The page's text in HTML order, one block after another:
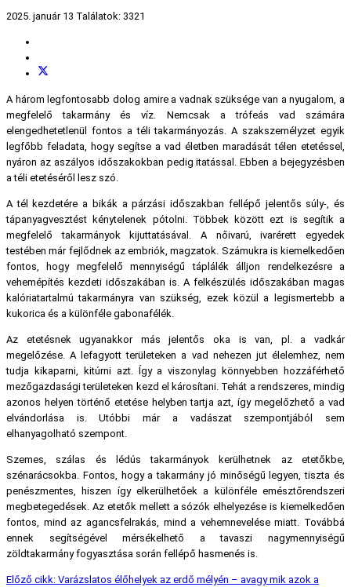
2025. január 13 Találatok: 3321
A három legfontosabb dolog amire a vadnak szüksége van a nyugalom, a
megfelelő takarmány és víz. Nemcsak a trófeás vad számára
elengedhetetlenül fontos a téli takarmányozás. A szakszemélyzet egyik
legfőbb feladata, hogy segítse a vad életben maradását télen etetéssel,
nyáron az aszályos időszakokban pedig itatással. Ebben a bejegyzésben
a téli etetéséről lesz szó.
A tél kezdetére a bikák a párzási időszakban fellépő jelentős súly-, és
tápanyagvesztést kénytelenek pótolni. Többek között ezt is segítik a
megfelelő takarmányok kijuttatásával. A nőivarú, ivarérett egyedek
testében már fejlődnek az embriók, magzatok. Számukra is kiemelkedően
fontos, hogy megfelelő mennyiségű táplálék álljon rendelkezésre a
vehemépítés kezdeti időszakában is. A felkészülés időszakában magas
kalóriatartalmú takarmányra van szükség, ezek közül a legismertebb a
kukorica és a különféle gabonafélék.
Az etetésnek ugyanakkor más jelentős oka is van, pl. a vadkár
megelőzése. A lefagyott területeken a vad nehezen jut élelemhez, nem
tudja kikaparni, kitúrni azt. Így a viszonylag könnyebben hozzáférhető
mezőgazdasági területeken kezd el károsítani. Tehát a rendszeres, mindig
azonos helyen történő etetése helyben tartja azt, így megelőzhető a vad
elvándorlása is. Utóbbi már a vadászat szempontjából sem
elhanyagolható szempont.
Szemes, szálas és lédús takarmányok kerülhetnek az etetőkbe,
szénarácsokba. Fontos, hogy a takarmány jó minőségű legyen, tiszta és
penészmentes, hiszen így elkerülhetőek a különféle emésztőrendszeri
megbetegedések. Az etetők mellett a sózók elhelyezése is kiemelkedően
fontos, mind az agancsfelrakás, mind a vehemnevelése miatt. Továbbá
ennek segítségével mérsékelhető a tavaszi nagymennyiségű
zöldtakarmány fogyasztása során fellépő hasmenés is.
Előző cikk: Varázslatos élőhelyek az erdő mélyén – avagy mik azok a